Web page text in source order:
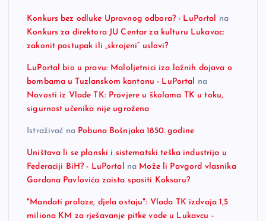
Konkurs bez odluke Upravnog odbora? - LuPortal
na
Konkurs za direktora JU Centar za kulturu Lukavac:
zakonit postupak ili „skrojeni“ uslovi?
LuPortal bio u pravu: Maloljetnici iza lažnih dojava o
bombama u Tuzlanskom kantonu - LuPortal
na
Novosti iz Vlade TK: Provjere u školama TK u toku,
sigurnost učenika nije ugrožena
Istraživač na Pobuna Bošnjaka 1850. godine
Uništava li se planski i sistematski teška industrija u
Federaciji BiH? - LuPortal
na Može li Pavgord vlasnika
Gordana Pavlovića zaista spasiti Koksaru?
"Mandati prolaze, djela ostaju": Vlada TK izdvaja 1,5
miliona KM za rješavanje pitke vode u Lukavcu -